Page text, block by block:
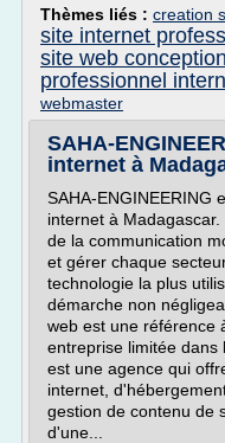
Thèmes liés : creation
site internet
site web
professionnel
webmaster
SAHA-
internet à
SAHA-ENGINEERING
internet à
de la communication
et gérer chaque
technologie la plus
démarche non
web est une référence
entreprise limitée dans
est une agence qui
internet,
gestion de contenu de
d'une...